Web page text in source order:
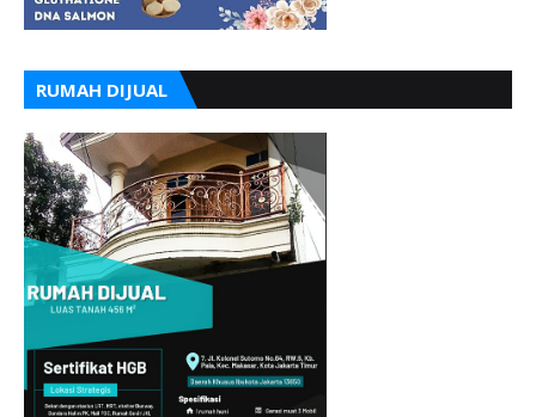
RUMAH DIJUAL